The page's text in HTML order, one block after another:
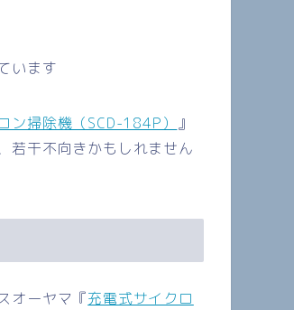
います
ン掃除機（SCD-184P） 』
若干不向きかもしれません
オーヤマ『充電式サイクロ